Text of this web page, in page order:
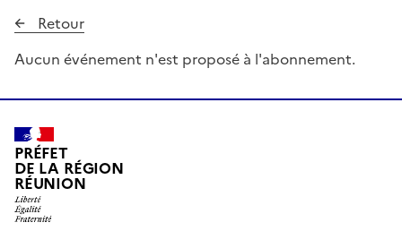
Retour
Aucun événement n'est proposé à l'abonnement.
PRÉFET
DE LA RÉGION
RÉUNION